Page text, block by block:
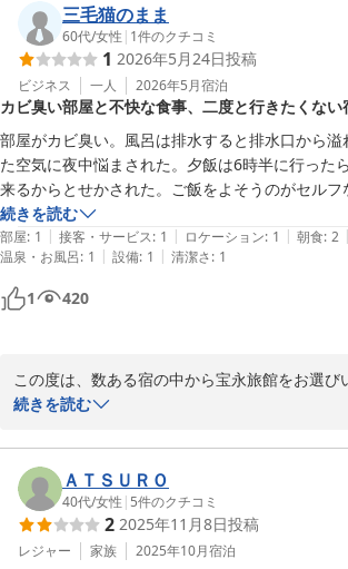
かわからずでした。上がった後の湯船のお湯につ
おいていただくか、チェックイン時にそこまでご
わないと思います。
朝食は見目もよく、栄養バランスも考えられてい
だきました！スイーツまであって幸せでした。(ご
めはお土産で購入しました♪)
とても過ごし易い宿でした。ありがとうございま
補足です。
身内が日本旅館、民宿を営んでおり、学生時代は
と住み込みバイトをしていた身ですが、名前に「
「民宿」寄りのお宿です。ホスピタリティ、おも
の距離感で良いお宿だと思います。
余談ですが、職業体験を引き受けておられる様で
内容も素晴らしく手紙のマナーも完璧で、私の子
書けない文面と思いました。
を頂戴し、安心してお過ごしいただけたご様子
ます。
3階浴場のご利用方法につきましては、ご案内
かけし申し訳ございませんでした。今後は掲示
より分かりやすいご案内に努めてまいります。
また福井へお越しの際は、ぜひお立ち寄りくだ
心よりお待ちしております。
宝永旅館
2026-01-08
三毛猫のまま
60代/女性 | 1件のクチコミ
1 2026年5月24日投稿
ビジネス 一人 2026年5月宿泊
カビ臭い部屋と不快な食事、二度と行きたくない
部屋がカビ臭い。風呂は排水すると排水口から
た空気に夜中悩まされた。夕飯は6時半に行った
来るからとせかされた。ご飯をよそうのがセルフ
お茶は食事がすんでも持ってこなかった。催促し
てが甘く、困った。2度行く気にはなれない宿。
続きを読む
部屋: 1 | 接客・サービス: 1 | ロケーション: 1 | 朝食: 2 |
温泉・お風呂: 1 | 設備: 1 | 清潔さ: 1
1 420
この度は、数ある宿の中から宝永旅館をお選び
がとうございました。
そのような中、お部屋のにおいや浴室設備、お
につきまして、ご不快な思いをおかけし申し訳
た。
いただいたご意見を真摯に受け止め、館内環境
て改めて確認・改善に努めてまいります。
続きを読む
ＡＴＳＵＲＯ
40代/女性 | 5件のクチコミ
2 2025年11月8日投稿
レジャー 家族 2025年10月宿泊